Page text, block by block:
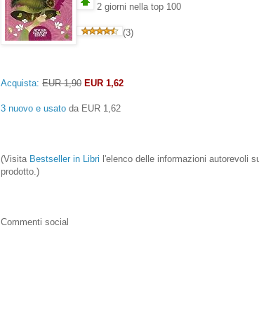
2 giorni nella top 100
(3)
Acquista: EUR 1,90 EUR 1,62
3 nuovo e usato da EUR 1,62
(Visita Bestseller in Libri l'elenco delle informazioni autorevoli
prodotto.)
Commenti social